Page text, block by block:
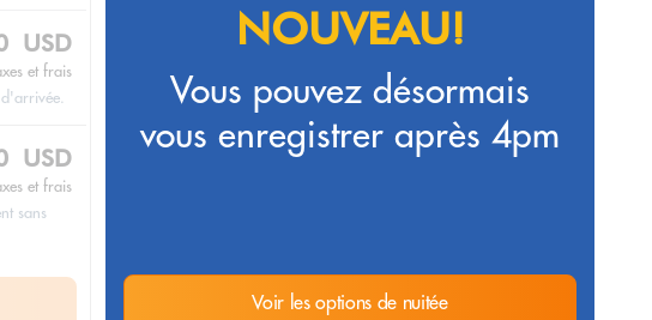
USD
et frais
USD
et frais
sans
NOUVEAU!
Vous pouvez désormais
vous enregistrer après 4pm
Voir les options de nuitée